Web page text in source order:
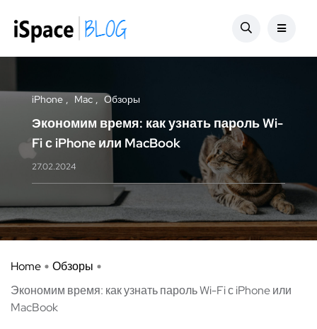
iPhone Mac Обзоры
Экономим время: как узнать пароль Wi-
Fi с iPhone или MacBook
27.02.2024
Home
Обзоры
Экономим время: как узнать пароль Wi-Fi с iPhone или
MacBook